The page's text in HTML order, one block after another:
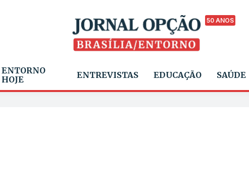
50 ANOS
ENTORNO
HOJE
ENTREVISTAS EDUCAÇÃO SAÚDE